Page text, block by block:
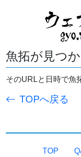
魚拓が見つ
そのURLと日時で魚
TOPへ戻る
TOP